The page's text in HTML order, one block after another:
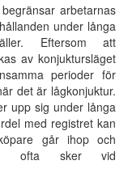
arbetarnas
under långa
Eftersom att
av konjuktursläget
perioder för
det är lågkonjuktur.
upp sig under långa
med registret kan
går ihop och
ofta sker vid